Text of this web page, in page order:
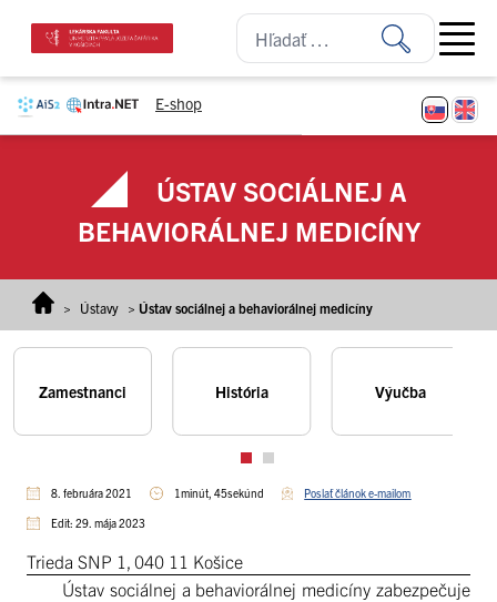
E-shop
Open
ÚSTAV SOCIÁLNEJ A
BEHAVIORÁLNEJ MEDICÍNY
> Ústavy > Ústav sociálnej a behaviorálnej medicíny
Zamestnanci História Výučba
8. februára 2021 1minút, 45sekúnd Poslať článok e-mailom
Edit: 29. mája 2023
Trieda SNP 1, 040 11 Košice
Ústav sociálnej a behaviorálnej medicíny zabezpečuje